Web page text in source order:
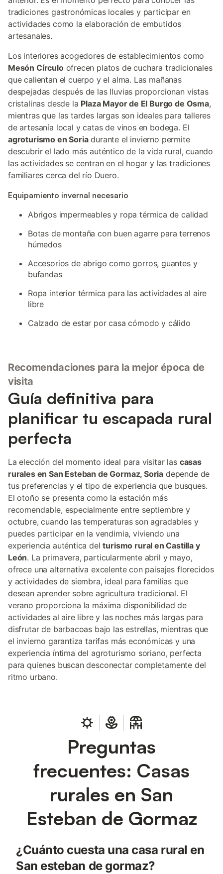
tradiciones gastronómicas locales y participar en
actividades como la elaboración de embutidos
artesanales.
Los interiores acogedores de establecimientos como
Mesón Círculoofrecen platos de cuchara tradicionales
que calientan el cuerpo y el alma. Las mañanas
despejadas después de las lluvias proporcionan vistas
cristalinas desde la Plaza Mayor de El Burgo de Osma,
mientras que las tardes largas son ideales para talleres
de artesanía local y catas de vinos en bodega. El
agroturismo en Soriadurante el invierno permite
descubrir el lado más auténtico de la vida rural, cuando
las actividades se centran en el hogar y las tradiciones
familiares cerca del río Duero.
Equipamiento invernal necesario
Abrigos impermeables y ropa térmica de calidad
Botas de montaña con buen agarre para terrenos
húmedos
Accesorios de abrigo como gorros, guantes y
bufandas
Ropa interior térmica para las actividades al aire
libre
Calzado de estar por casa cómodo y cálido
Recomendaciones para la mejor época de
visita
Guía definitiva para
planificar tu escapada rural
perfecta
La elección del momento ideal para visitar las casas
rurales en San Esteban de Gormaz, Soria depende de
tus preferencias y el tipo de experiencia que busques.
El otoño se presenta como la estación más
recomendable, especialmente entre septiembre y
octubre, cuando las temperaturas son agradables y
puedes participar en la vendimia, viviendo una
experiencia auténtica delturismo rural en Castilla y
León. La primavera, particularmente abril y mayo,
ofrece una alternativa excelente con paisajes florecidos
y actividades de siembra, ideal para familias que
desean aprender sobre agricultura tradicional. El
verano proporciona la máxima disponibilidad de
actividades al aire libre y las noches más largas para
disfrutar de barbacoas bajo las estrellas, mientras que
el invierno garantiza tarifas más económicas y una
experiencia íntima del agroturismo soriano, perfecta
para quienes buscan desconectar completamente del
ritmo urbano.
Preguntas
frecuentes: Casas
rurales en San
Esteban de Gormaz
¿Cuánto cuesta una casa rural en
San esteban de gormaz?